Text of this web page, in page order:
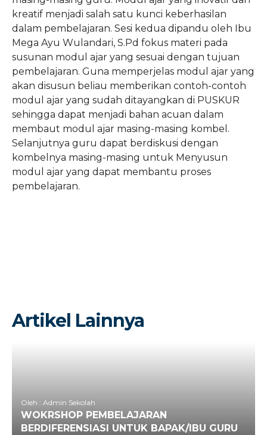
kreatif menjadi salah satu kunci keberhasilan
dalam pembelajaran. Sesi kedua dipandu oleh Ibu
Mega Ayu Wulandari, S.Pd fokus materi pada
susunan modul ajar yang sesuai dengan tujuan
pembelajaran. Guna memperjelas modul ajar yang
akan disusun beliau memberikan contoh-contoh
modul ajar yang sudah ditayangkan di PUSKUR
sehingga dapat menjadi bahan acuan dalam
membaut modul ajar masing-masing kombel.
Selanjutnya guru dapat berdiskusi dengan
kombelnya masing-masing untuk Menyusun
modul ajar yang dapat membantu proses
pembelajaran.
Artikel Lainnya
Oleh : Admin Sekolah
WOKRSHOP PEMBELAJARAN
BERDIFERENSIASI UNTUK BAPAK/IBU GURU